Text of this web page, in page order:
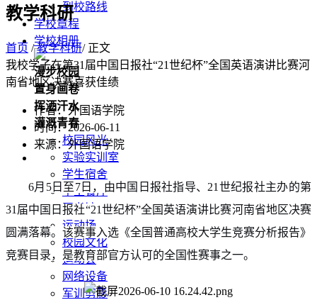
到校路线
学校章程
学校相册
漫步校园
置身画卷
挥洒汗水
灌溉青春
校园风光
实验实训室
学生宿舍
学生餐厅
图书馆
运动场
校园文化
运动会
网络设备
军训剪影
教学科研
首页 /教学科研/ 正文
我校学子在第31届中国日报社“21世纪杯”全国英语演讲比赛河
南省地区决赛喜获佳绩
作者：外国语学院
时间：2026-06-11
来源：外国语学院
6月5日至7日，由中国日报社指导、21世纪报社主办的第
31届中国日报社“21世纪杯”全国英语演讲比赛河南省地区决赛
圆满落幕。该赛事入选《全国普通高校大学生竞赛分析报告》
竞赛目录，是教育部官方认可的全国性赛事之一。